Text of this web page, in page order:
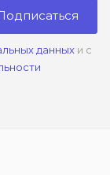
данныхи с